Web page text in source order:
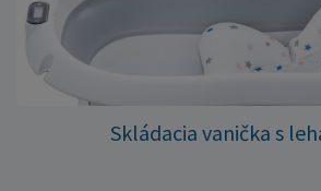
Skládacia vanička s